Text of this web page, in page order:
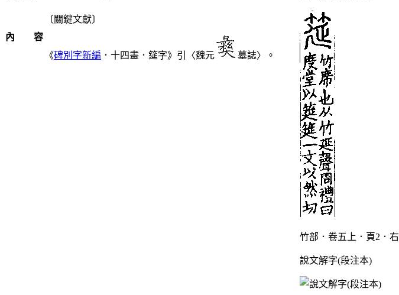
內 容
〔關鍵文獻〕
《碑別字新編 ．十四畫．筵字》引〈魏元 墓誌〉。
竹部．卷五上．頁2．右
說文解字(段注本)